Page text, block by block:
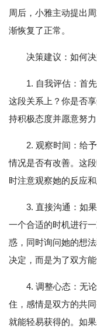
周后，小雅主动提出
渐恢复了正常。
决策建议：如何
1. 自我评估：首
这段关系上？你是否
持积极态度并愿意努
2. 观察时间：给
情况是否有改善。这
时注意观察她的反应和
3. 直接沟通：如
一个合适的时机进行
惑，同时询问她的想
决定，而是为了双方
4. 调整心态：无
住，感情是双方的共
就能轻易获得的。如